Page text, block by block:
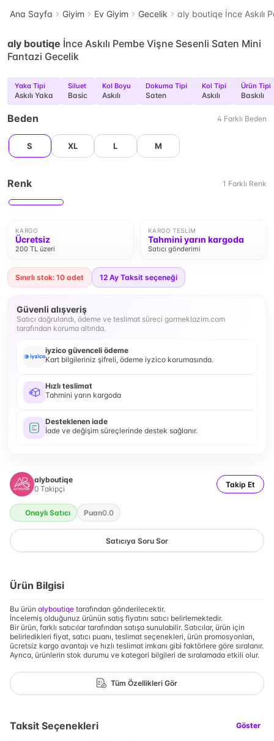
Ana Sayfa Giyim Ev Giyim Gecelik aly boutiqe İnce Askılı
aly boutiqe İnce Askılı Pembe Vişne Sesenli Saten Mini
Fantazi Gecelik
Yaka Tipi
Askılı Yaka
Siluet
Basic
Kol Boyu
Askılı
Dokuma Tipi
Saten
Kol Tipi
Askılı
Ürün Tipi
Baskılı
Beden 4 Farklı Beden
S XL L M
Renk 1 Farklı Renk
KARGO
Ücretsiz
200 TL üzeri
KARGO TESLIM
Tahmini yarın kargoda
Satıcı gönderimi
Sınırlı stok: 10 adet 12 Ay Taksit seçeneği
Güvenli alışveriş
Satıcı doğrulandı, ödeme ve teslimat süreci gormeklazim.com
tarafından koruma altında.
iyzico güvenceli ödeme
Kart bilgileriniz şifreli, ödeme iyzico korumasında.
Hızlı teslimat
Tahmini yarın kargoda
Desteklenen iade
İade ve değişim süreçlerinde destek sağlanır.
alyboutiqe
0 Takipçi Takip Et
Onaylı Satıcı Puan0.0
Satıcıya Soru Sor
Ürün Bilgisi
Bu ürün alyboutiqe tarafından gönderilecektir.
İncelemiş olduğunuz ürünün satış fiyatını satıcı belirlemektedir.
Bir ürün, farklı satıcılar tarafından satışa sunulabilir. Satıcılar, ürün için
belirledikleri fiyat, satıcı puanı, teslimat seçenekleri, ürün promosyonları,
ücretsiz kargo avantajı ve hızlı teslimat imkanı gibi faktörlere göre sıralanır.
Ayrıca, ürünlerin stok durumu ve kategori bilgileri de sıralamada etkili olur.
Tüm Özellikleri Gör
Taksit Seçenekleri Göster